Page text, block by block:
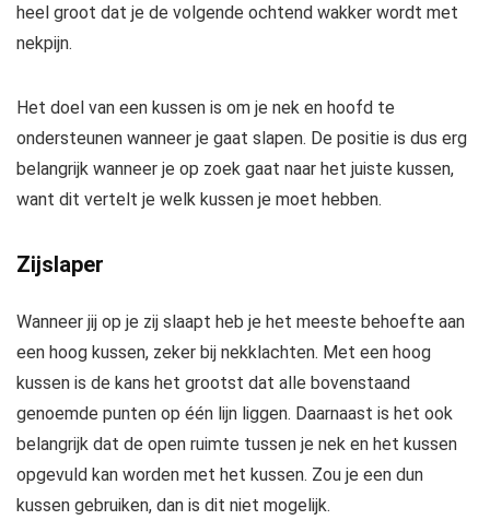
heel groot dat je de volgende ochtend wakker wordt met
nekpijn.
Het doel van een kussen is om je nek en hoofd te
ondersteunen wanneer je gaat slapen. De positie is dus erg
belangrijk wanneer je op zoek gaat naar het juiste kussen,
want dit vertelt je welk kussen je moet hebben.
Zijslaper
Wanneer jij op je zij slaapt heb je het meeste behoefte aan
een hoog kussen, zeker bij nekklachten. Met een hoog
kussen is de kans het grootst dat alle bovenstaand
genoemde punten op één lijn liggen. Daarnaast is het ook
belangrijk dat de open ruimte tussen je nek en het kussen
opgevuld kan worden met het kussen. Zou je een dun
kussen gebruiken, dan is dit niet mogelijk.